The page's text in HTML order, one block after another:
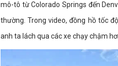
mô-tô từ Colorado Springs đến
thường. Trong video, đồng hồ tốc
anh ta lách qua các xe chạy chậm